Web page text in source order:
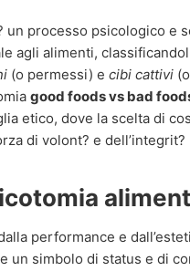
un processo psicologico e
agli alimenti,
(o permessi) e cibi cattivi
good foods vs bad
etico, dove la scelta di
di volont? e
performance e
un simbolo di status e di